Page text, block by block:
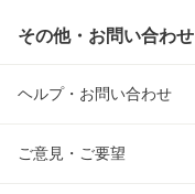
その他・お問い合わせ
ヘルプ・お問い合わせ
ご意見・ご要望